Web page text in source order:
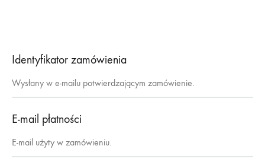
Identyfikator zamówienia
E-mail płatności